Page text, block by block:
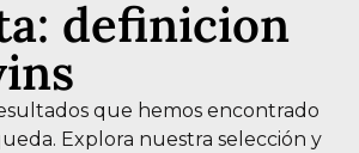
definicion
que hemos encontrado
Explora nuestra selección y